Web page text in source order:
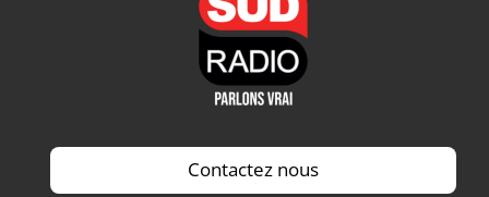
Contactez nous